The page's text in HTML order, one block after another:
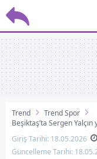
Trend
Trend Spor
Beşiktaş’ta Sergen
Giriş Tarihi: 18.05.2026
Güncelleme Tarihi: